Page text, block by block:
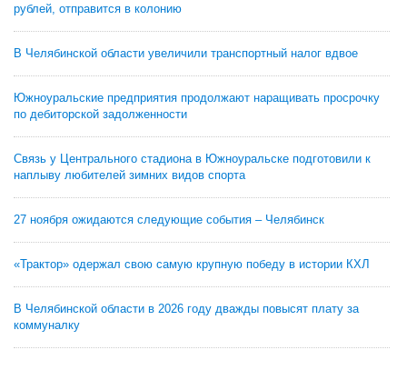
рублей, отправится в колонию
В Челябинской области увеличили транспортный налог вдвое
Южноуральские предприятия продолжают наращивать просрочку
по дебиторской задолженности
Связь у Центрального стадиона в Южноуральске подготовили к
наплыву любителей зимних видов спорта
27 ноября ожидаются следующие события – Челябинск
«Трактор» одержал свою самую крупную победу в истории КХЛ
В Челябинской области в 2026 году дважды повысят плату за
коммуналку